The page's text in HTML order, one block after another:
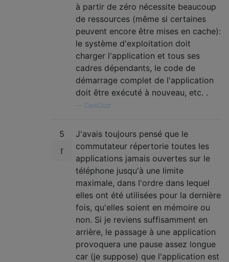
à partir de zéro nécessite beaucoup
de ressources (même si certaines
peuvent encore être mises en cache):
le système d'exploitation doit
charger l'application et tous ses
cadres dépendants, le code de
démarrage complet de l'application
doit être exécuté à nouveau, etc. .
DarkDust
5
J'avais toujours pensé que le
commutateur répertorie toutes les
applications jamais ouvertes sur le
téléphone jusqu'à une limite
maximale, dans l'ordre dans lequel
elles ont été utilisées pour la dernière
fois, qu'elles soient en mémoire ou
non. Si je reviens suffisamment en
arrière, le passage à une application
provoquera une pause assez longue
car (je suppose) que l'application est